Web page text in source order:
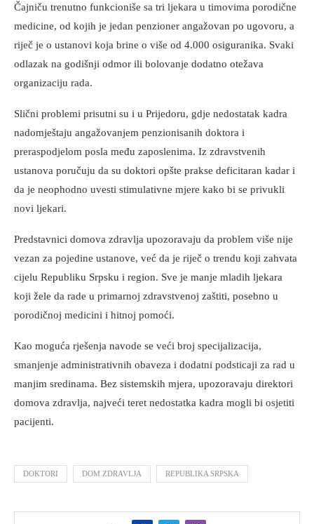
Čajniču trenutno funkcioniše sa tri ljekara u timovima porodične
medicine, od kojih je jedan penzioner angažovan po ugovoru, a
riječ je o ustanovi koja brine o više od 4.000 osiguranika. Svaki
odlazak na godišnji odmor ili bolovanje dodatno otežava
organizaciju rada.
Slični problemi prisutni su i u Prijedoru, gdje nedostatak kadra
nadomještaju angažovanjem penzionisanih doktora i
preraspodjelom posla među zaposlenima. Iz zdravstvenih
ustanova poručuju da su doktori opšte prakse deficitaran kadar i
da je neophodno uvesti stimulativne mjere kako bi se privukli
novi ljekari.
Predstavnici domova zdravlja upozoravaju da problem više nije
vezan za pojedine ustanove, već da je riječ o trendu koji zahvata
cijelu Republiku Srpsku i region. Sve je manje mladih ljekara
koji žele da rade u primarnoj zdravstvenoj zaštiti, posebno u
porodičnoj medicini i hitnoj pomoći.
Kao moguća rješenja navode se veći broj specijalizacija,
smanjenje administrativnih obaveza i dodatni podsticaji za rad u
manjim sredinama. Bez sistemskih mjera, upozoravaju direktori
domova zdravlja, najveći teret nedostatka kadra mogli bi osjetiti
pacijenti.
DOKTORI DOM ZDRAVLJA REPUBLIKA SRPSKA